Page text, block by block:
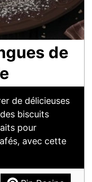
de
de délicieuses
biscuits
pour
avec cette